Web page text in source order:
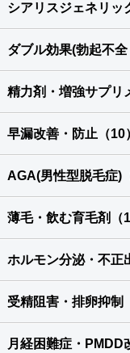
シアリスジェネリッ
ダブル効果(勃起不全
精力剤・増強サプリ
早漏改善・防止（10
AGA(男性型脱毛症)
薄毛・飲む育毛剤（
ホルモン分泌・不正
受精阻害・排卵抑制
月経困難症・PMDD